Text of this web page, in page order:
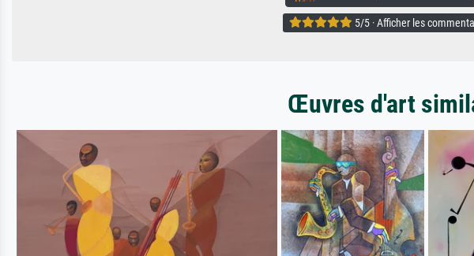
5/5 · Afficher les
Œuvres d'art